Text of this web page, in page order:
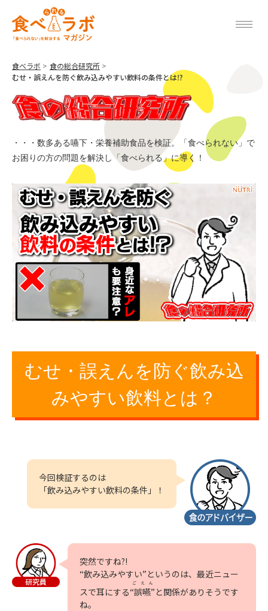
食べラボ
食の総合研究所
むせ・誤えんを防ぐ飲み込みやすい飲料の条件とは⁉︎
・・・数多ある嚥下・栄養補助食品を検証。「食べられない」で
お困りの方の問題を解決し「食べられる」に導く！
むせ・誤えんを防ぐ飲み込
みやすい飲料とは？
今回検証するのは
「飲み込みやすい飲料の条件」！
突然ですね?!
“飲み込みやすい”というのは、最近ニュー
スで耳にする“誤嚥”
ごえん
と関係がありそうです
ね。